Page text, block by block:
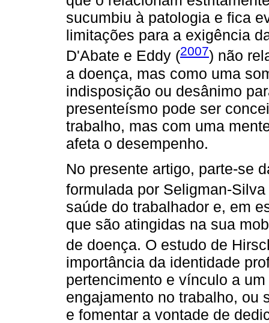
sucumbiu à patologia e fica
limitações para a exigência
D'Abate e Eddy (2007) não
a doença, mas como uma
indisposição ou desânimo
presenteísmo pode ser
trabalho, mas com uma
afeta o desempenho.
No presente artigo, parte-se
formulada por Seligman-Silva
saúde do trabalhador e, em
que são atingidas na sua
de doença. O estudo de
importância da identidade
pertencimento e vínculo a
engajamento no trabalho, ou
e fomentar a vontade de